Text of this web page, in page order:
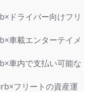
ドライバー向けフリ
車載エンターテイメ
車内で支払い可能な
フリートの資産運